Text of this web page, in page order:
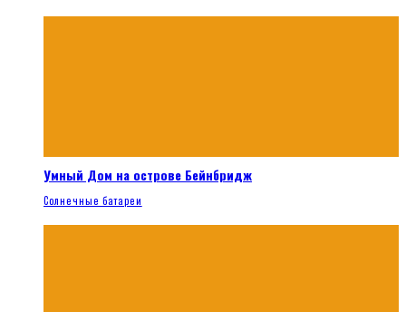
Умный Дом на острове Бейнбридж
Солнечные батареи